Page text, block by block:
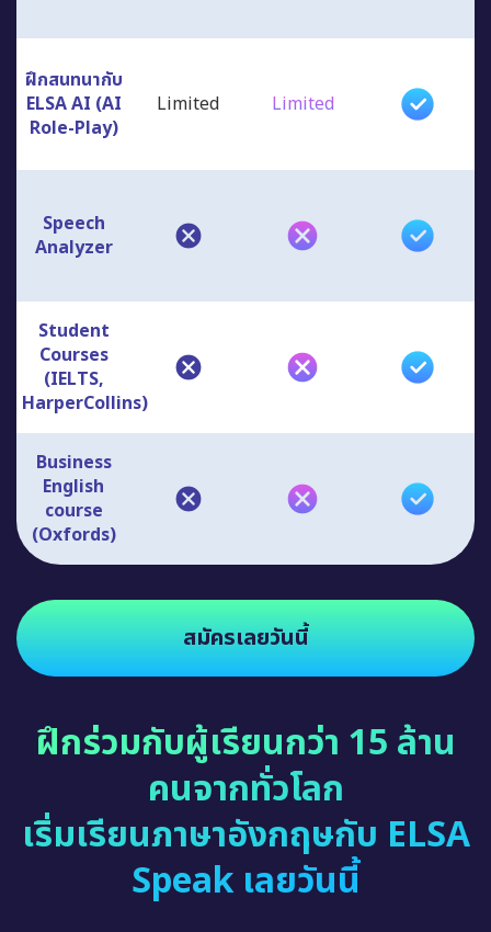
ฝึกสนทนากับ
ELSA AI (AI
Role-Play)
Limited Limited
Speech
Analyzer
Student
Courses
(IELTS,
HarperCollins)
Business
English
course
(Oxfords)
สมัครเลยวันนี้
ฝึกร่วมกับผู้เรียนกว่า 15 ล้าน
คนจากทั่วโลก
เริ่มเรียนภาษาอังกฤษกับ ELSA
Speak เลยวันนี้